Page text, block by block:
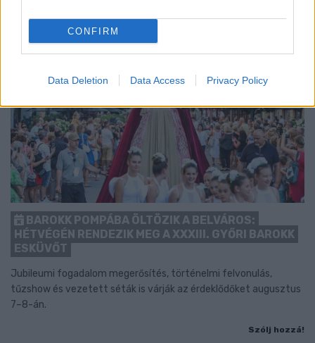
CONFIRM
Data Deletion Data Access Privacy Policy
BAROKK POMPÁBA ÖLTÖZIK A BELVÁROS:
HÉTVÉGÉN RENDEZIK MEG A XXXIII. GYŐRI BAROKK
ESKÜVŐT
Jubileumi fogadalom megerősítés, történelmi felvonulás,
tűzshow és vezetett séták is várják az érdeklődőket augusztus
7–8-án.
Szólj hozzá!